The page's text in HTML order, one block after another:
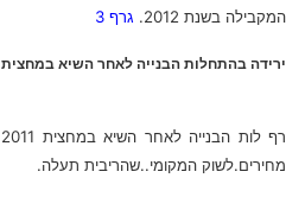
המקבילה בשנת 2012.
גרף 3
ירידה בהתחלות הבנייה לאחר השיא במחצית 2011 (מקור: הלמ"ס)
מחירים.לשוק המקומי..שהריבית תעלה.